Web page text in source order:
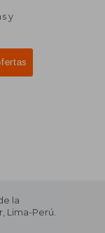
y
la
Lima-Perú.